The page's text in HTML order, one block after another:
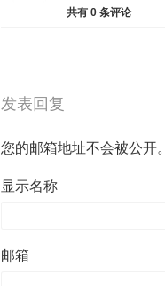
共有 0 条评论
发表回复
您的邮箱地址不会被公开。
显示名称
邮箱